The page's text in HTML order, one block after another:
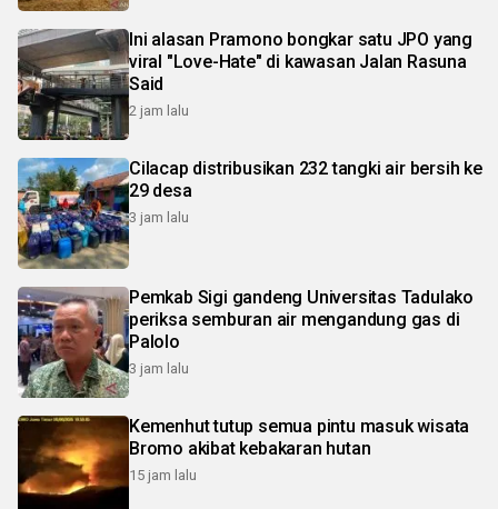
Ini alasan Pramono bongkar satu JPO yang
viral "Love-Hate" di kawasan Jalan Rasuna
Said
2 jam lalu
Cilacap distribusikan 232 tangki air bersih ke
29 desa
3 jam lalu
Pemkab Sigi gandeng Universitas Tadulako
periksa semburan air mengandung gas di
Palolo
3 jam lalu
Kemenhut tutup semua pintu masuk wisata
Bromo akibat kebakaran hutan
15 jam lalu